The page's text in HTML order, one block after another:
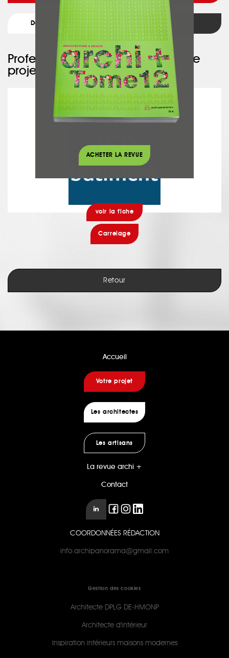
Détail du projet Retour
Professionnel ayant participé à ce
projet :
JSP Bâtiment
voir la fiche
Carrelage
Retour
Accueil
Votre projet
Les architectes
Les artisans
La revue archi +
Contact
COORDONNÉES RÉDACTION
info.archipanorama@gmail.com
Gestion des cookies
Architecte DPLG DE-HMONP
Architecte d'intérieur
Inspiration intérieurs maisons modernes
ACHETER LA REVUE